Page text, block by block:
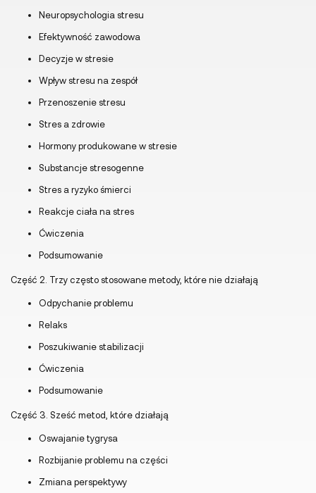
Neuropsychologia stresu
Efektywność zawodowa
Decyzje w stresie
Wpływ stresu na zespół
Przenoszenie stresu
Stres a zdrowie
Hormony produkowane w stresie
Substancje stresogenne
Stres a ryzyko śmierci
Reakcje ciała na stres
Ćwiczenia
Podsumowanie
Część 2. Trzy często stosowane metody, które nie działają
Odpychanie problemu
Relaks
Poszukiwanie stabilizacji
Ćwiczenia
Podsumowanie
Część 3. Sześć metod, które działają
Oswajanie tygrysa
Rozbijanie problemu na części
Zmiana perspektywy